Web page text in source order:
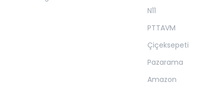
N11
PTTAVM
Çiçeksepeti
Pazarama
Amazon